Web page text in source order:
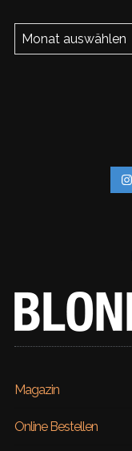
A
r
Magazin
Online Bestellen